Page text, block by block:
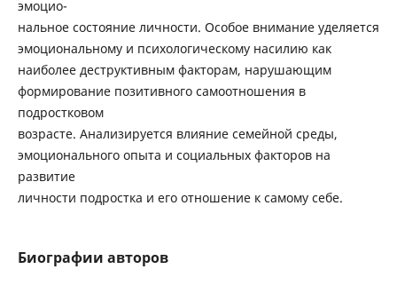
эмоцио-
нальное состояние личности. Особое внимание уделяется
эмоциональному и психологическому насилию как
наиболее деструктивным факторам, нарушающим
формирование позитивного самоотношения в
подростковом
возрасте. Анализируется влияние семейной среды,
эмоционального опыта и социальных факторов на
развитие
личности подростка и его отношение к самому себе.
Биографии авторов